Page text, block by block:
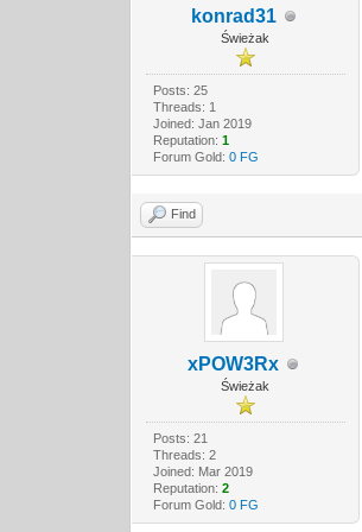
konrad31
Świeżak
Posts: 25
Threads: 1
Joined: Jan 2019
Reputation: 1
Forum Gold: 0 FG
Find
xPOW3Rx
Świeżak
Posts: 21
Threads: 2
Joined: Mar 2019
Reputation: 2
Forum Gold: 0 FG